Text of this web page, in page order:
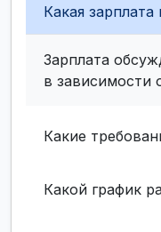
Какая
Зарплата
в зависимости
Какие
Какой график